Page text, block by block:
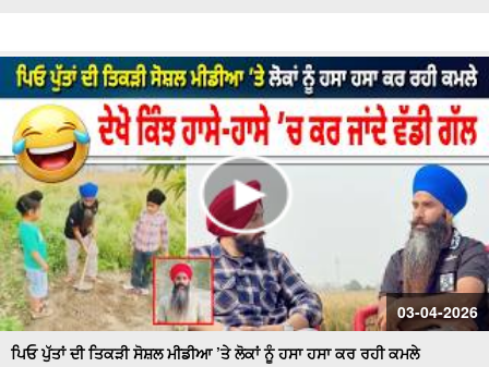
03-04-2026
ਪਿਓ ਪੁੱਤਾਂ ਦੀ ਤਿਕੜੀ ਸੋਸ਼ਲ ਮੀਡੀਆ ’ਤੇ ਲੋਕਾਂ ਨੂੰ ਹਸਾ ਹਸਾ ਕਰ ਰਹੀ ਕਮਲੇ